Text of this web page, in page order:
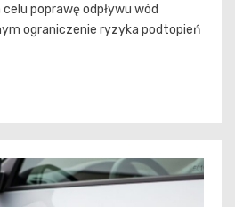
poprawę odpływu wód
ograniczenie ryzyka podtopień